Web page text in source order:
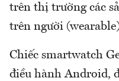
trên thị trường các
trên người
Chiếc smartwatch
điều hành Android,